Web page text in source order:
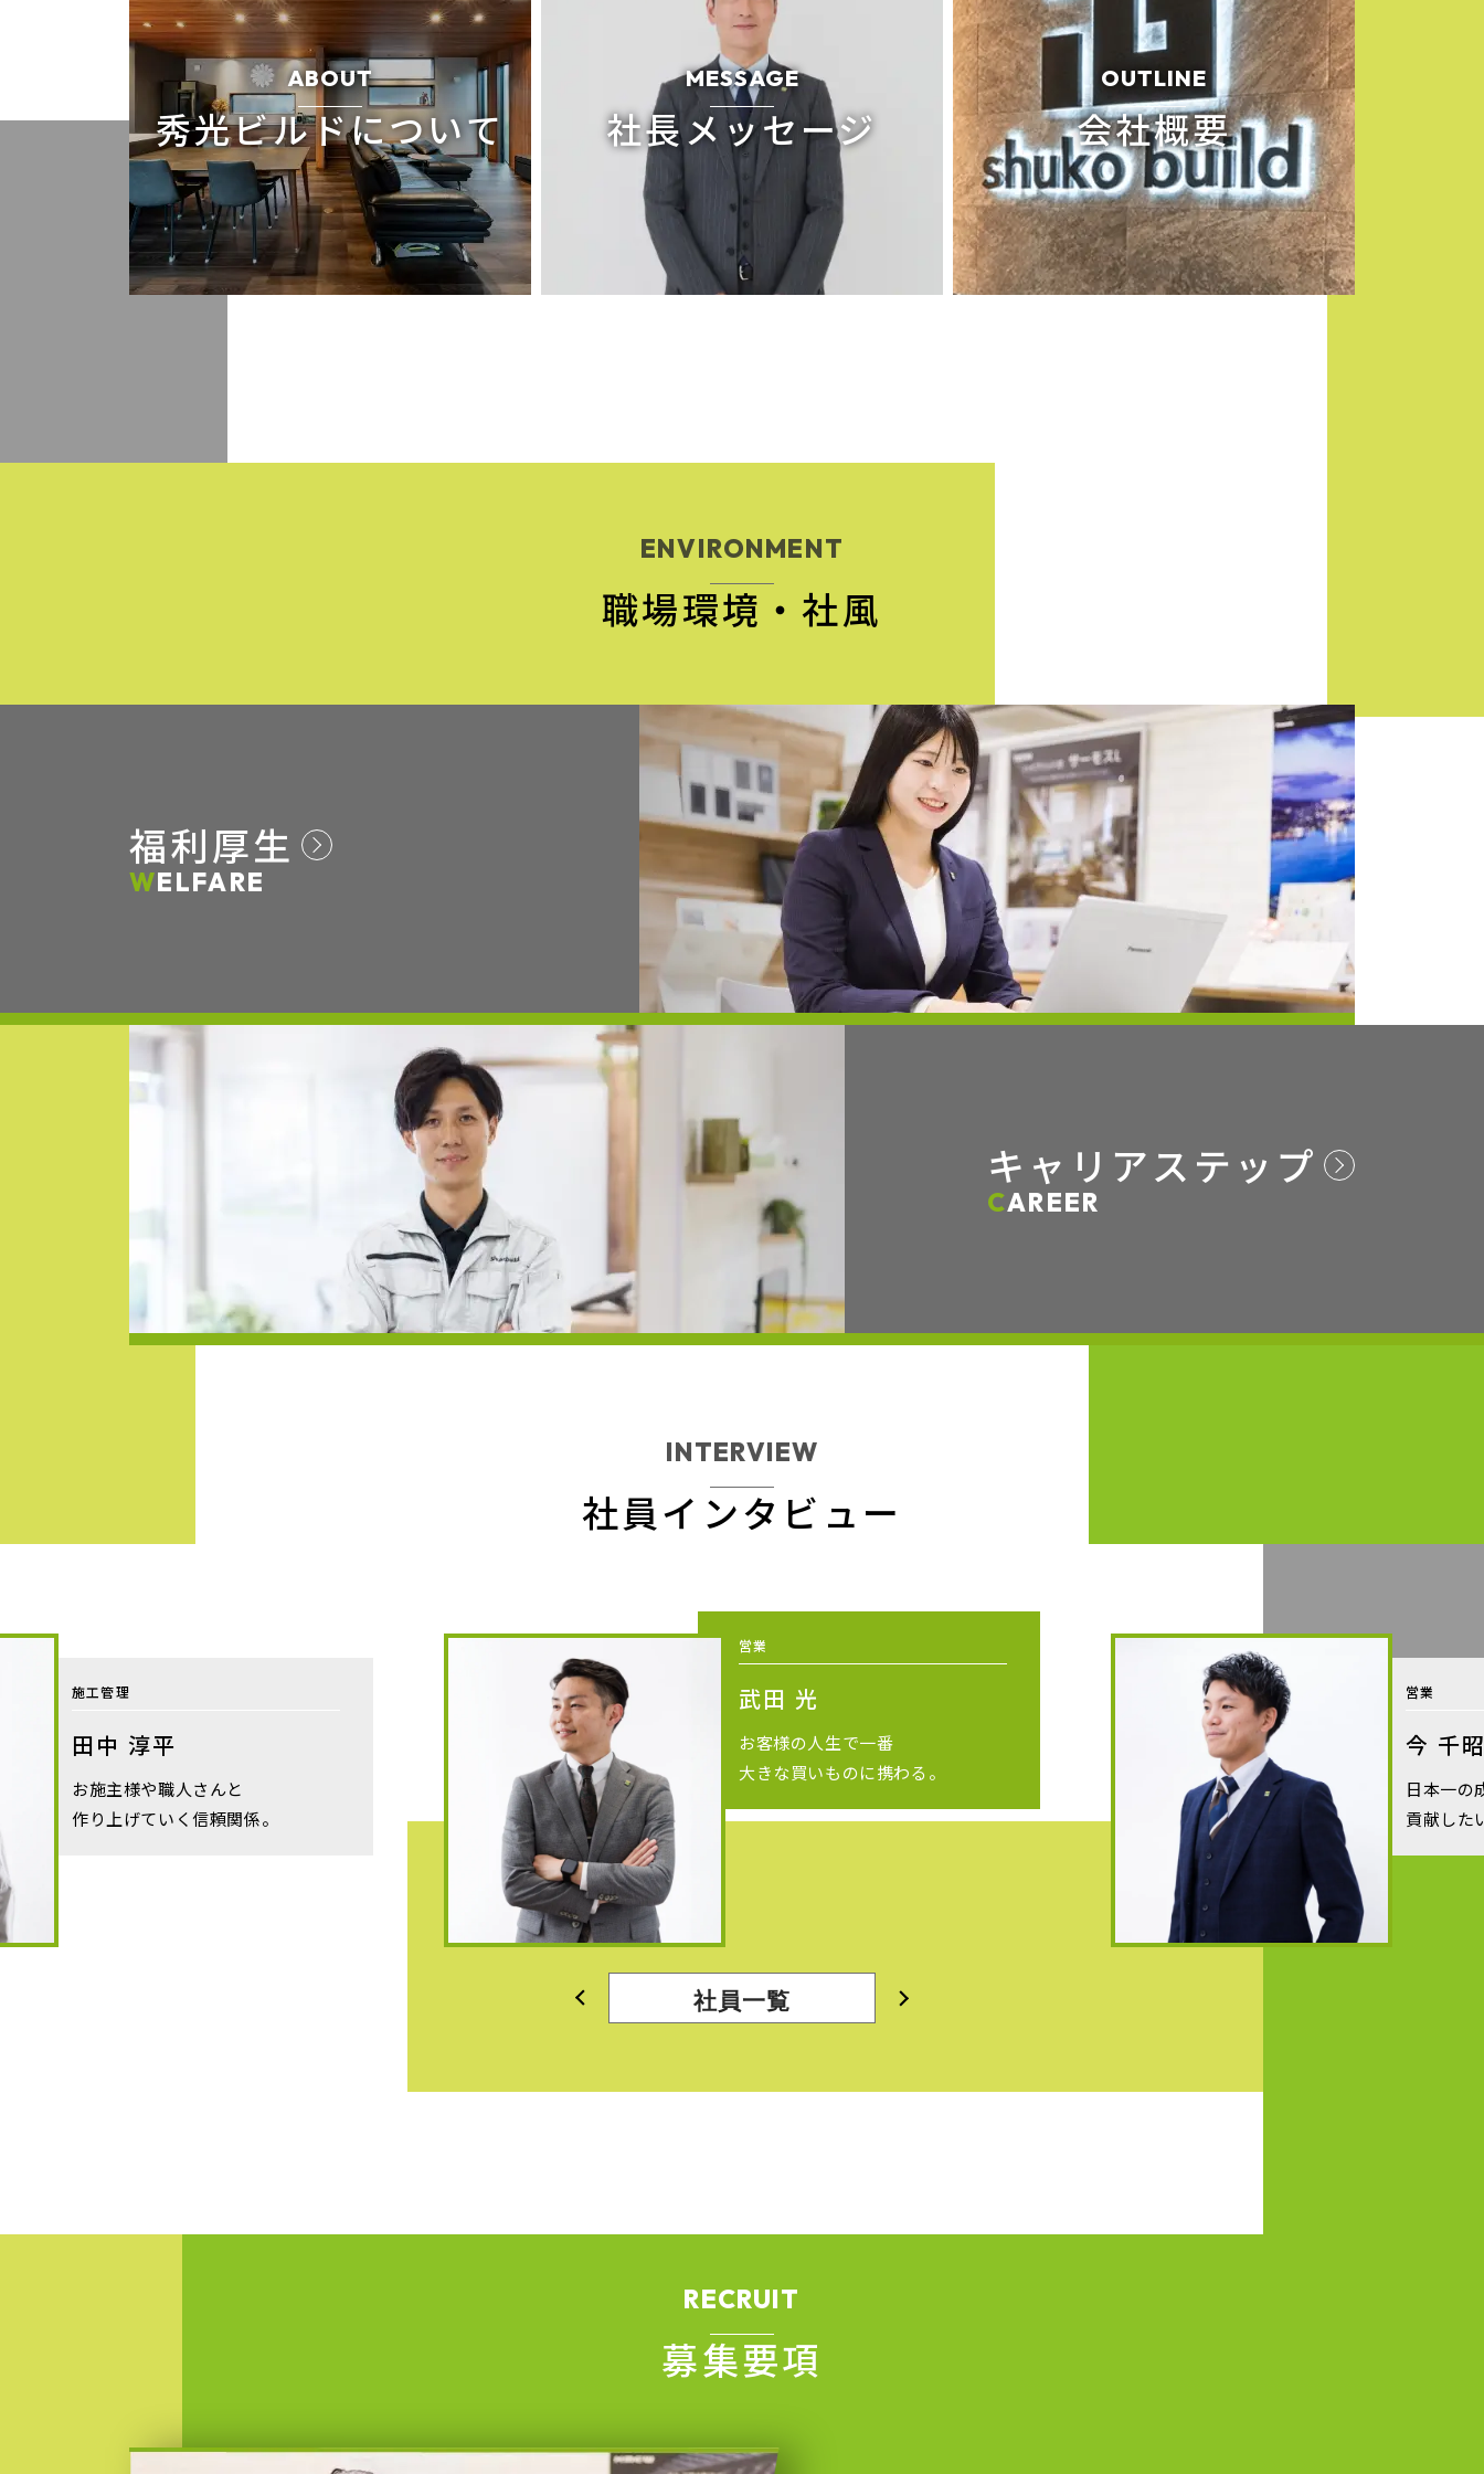
ABOUT
秀光ビルドについて
MESSAGE
社長メッセージ
OUTLINE
会社概要
ENVIRONMENT
職場環境・社風
福利厚生
WELFARE
キャリアステップ
CAREER
INTERVIEW
社員インタビュー
施工管理
田中 淳平
お施主様や職人さんと
作り上げていく信頼関係。
営業
武田 光
お客様の人生で一番
大きな買いものに携わる。
営業
今 千
日本一の
貢献した
社員一覧
RECRUIT
募集要項